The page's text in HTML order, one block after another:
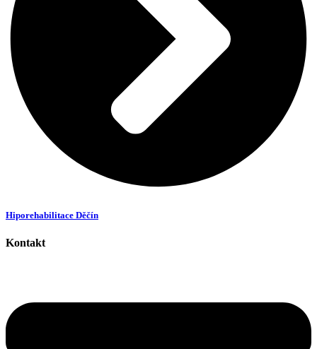
Hiporehabilitace Děčín
Kontakt